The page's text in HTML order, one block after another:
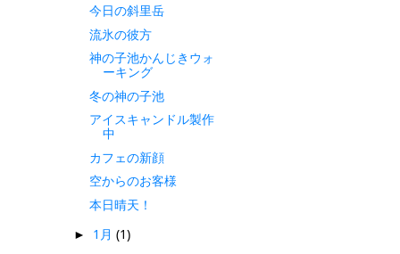
今日の斜里岳
流氷の彼方
神の子池かんじきウォ
ーキング
冬の神の子池
アイスキャンドル製作
中
カフェの新顔
空からのお客様
本日晴天！
► 1月 (1)